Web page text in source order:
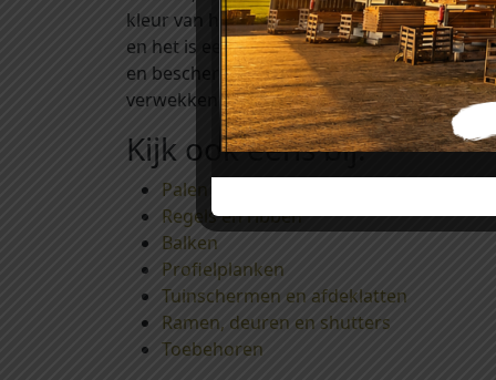
kleur van het hout). Het gebruik van deze
en het is een decoratieve bescherming
en beschermen uw mooie hout tegen uv-
verwekkende schimmels voorkomt. Het
Kijk ook eens bij:
Palen
Regels en ribben
Balken
Profielplanken
Tuinschermen en afdeklatten
Ramen, deuren en shutters
Toebehoren